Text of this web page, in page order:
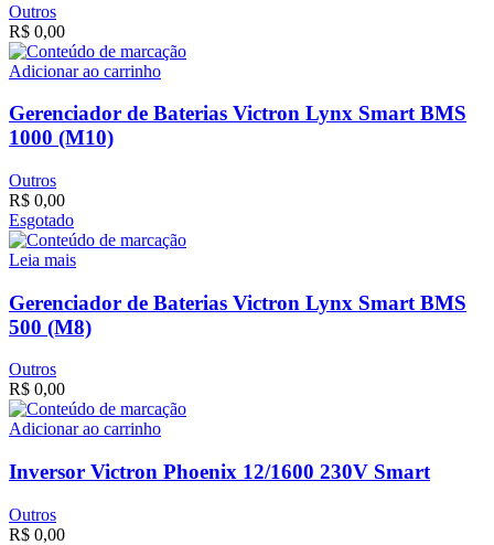
Outros
R$ 0,00
Adicionar ao carrinho
Gerenciador de Baterias Victron Lynx Smart BMS
1000 (M10)
Outros
R$ 0,00
Esgotado
Leia mais
Gerenciador de Baterias Victron Lynx Smart BMS
500 (M8)
Outros
R$ 0,00
Adicionar ao carrinho
Inversor Victron Phoenix 12/1600 230V Smart
Outros
R$ 0,00